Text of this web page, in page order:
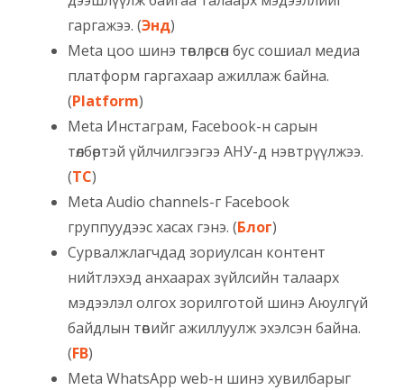
гаргажээ. (Энд)
Meta цоо шинэ төвлөрсөн бус сошиал медиа
платформ гаргахаар ажиллаж байна.
(Platform)
Meta Инстаграм, Facebook-н сарын
төлбөртэй үйлчилгээгээ АНУ-д нэвтрүүлжээ.
(TC)
Meta Audio channels-г Facebook
группуудээс хасах гэнэ. (Блог)
Сурвалжлагчдад зориулсан контент
нийтлэхэд анхаарах зүйлсийн талаарх
мэдээлэл олгох зорилготой шинэ Аюулгүй
байдлын төвийг ажиллуулж эхэлсэн байна.
(FB)
Meta WhatsApp web-н шинэ хувилбарыг